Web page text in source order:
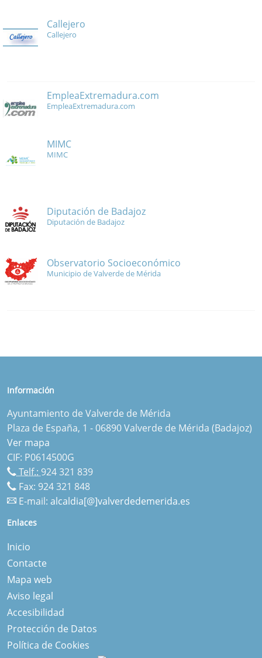
Callejero
Callejero
EmpleaExtremadura.com
EmpleaExtremadura.com
MIMC
MIMC
Diputación de Badajoz
Diputación de Badajoz
Observatorio Socioeconómico
Municipio de Valverde de Mérida
Información
Ayuntamiento de Valverde de Mérida
Plaza de España, 1 - 06890 Valverde de Mérida (Badajoz)
Ver mapa
CIF: P0614500G
Telf.: 924 321 839
Fax: 924 321 848
E-mail: alcaldia[@]valverdedemerida.es
Enlaces
Inicio
Contacte
Mapa web
Aviso legal
Accesibilidad
Protección de Datos
Política de Cookies